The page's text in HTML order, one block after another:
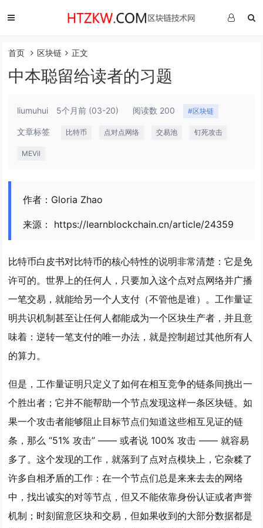
首页 区块链 正文
中本聪留给读者的习题
liumuhui 5个月前 (03-20) 阅读数 200 #区块链
文章标签 比特币 点对点网络 交易池 钉死攻击
MEVil
作者：Gloria Zhao
来源： https://learnblockchain.cn/article/24359
比特币白皮书对比特币的核心特性的说明非常清楚：它是免
许可的。世界上的任何人，只要加入这个点对点网络并广播
一笔交易，就能给另一个人支付（不管他是谁）。工作量证
明共识机制甚至让任何人都能成为一个区块生产者，并且意
味着：逆转一笔支付的唯一办法，就是控制超过其他所有人
的算力。
但是，工作量证明只定义了如何在相互竞争的链条间挑出一
个胜出者；它并不能帮助一个节点发现这样一条区块链。如
果一个攻击者能够阻止目标节点们知道这些相互见证的链
条，那么 “51% 攻击” —— 或者说 100% 攻击 —— 就容易
多了。这个发现的工作，就落到了点对点模块上，它杂糅了
许多自相矛盾的工作：在一个节点们总是来来去去的网络
中，找出诚实的对等节点，但又不能依靠身份认证或者声誉
机制；时刻留意区块和交易，但如果收到的大部分数据都是